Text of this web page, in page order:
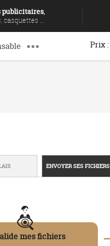
publicitaires,
casquettes ...
Prix :
ENVOYER SES FICHIERS
mes fichiers